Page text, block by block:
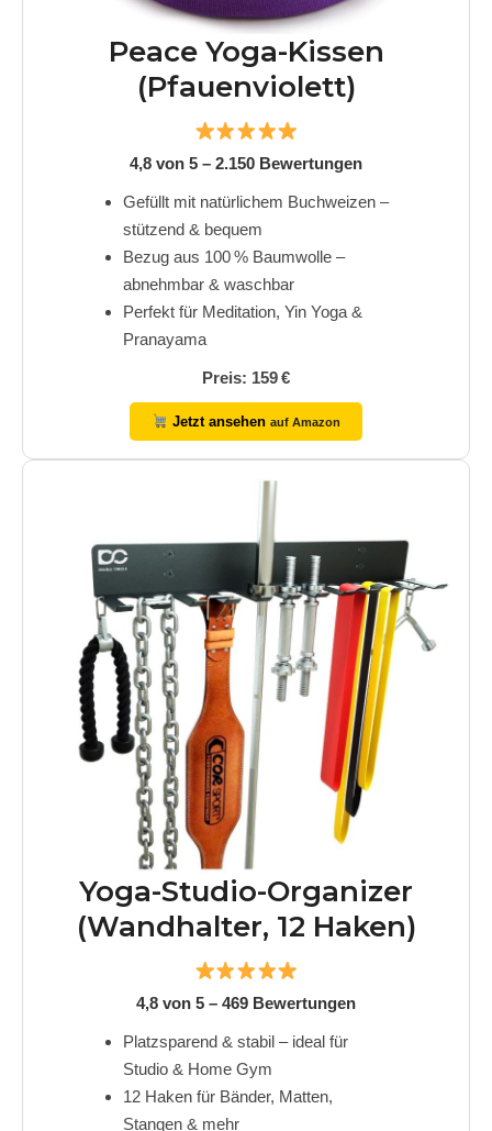
Peace Yoga-Kissen
(Pfauenviolett)
4,8 von 5 – 2.150 Bewertungen
Gefüllt mit natürlichem Buchweizen –
stützend & bequem
Bezug aus 100 % Baumwolle –
abnehmbar & waschbar
Perfekt für Meditation, Yin Yoga &
Pranayama
Preis: 159 €
Jetzt ansehenauf Amazon
Yoga-Studio-Organizer
(Wandhalter, 12 Haken)
4,8 von 5 – 469 Bewertungen
Platzsparend & stabil – ideal für
Studio & Home Gym
12 Haken für Bänder, Matten,
Stangen & mehr